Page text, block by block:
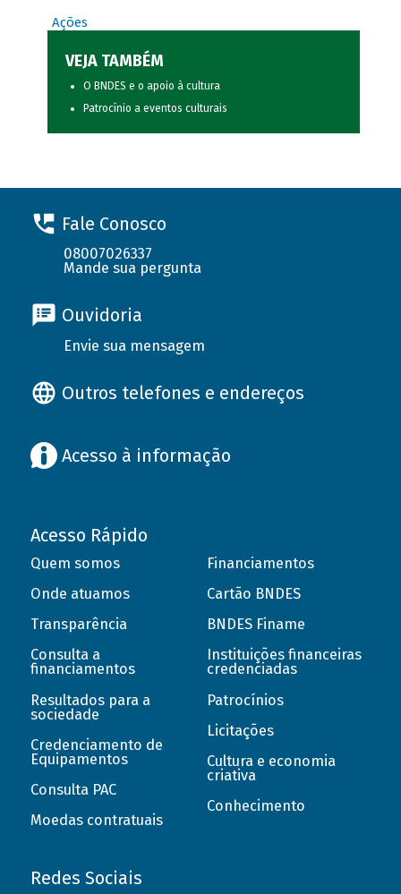
Ações
VEJA TAMBÉM
O BNDES e o apoio à cultura
Patrocínio a eventos culturais
Fale Conosco
08007026337
Mande sua pergunta
Ouvidoria
Envie sua mensagem
Outros telefones e endereços
Acesso à informação
Acesso Rápido
Quem somos
Onde atuamos
Transparência
Consulta a
financiamentos
Resultados para a
sociedade
Credenciamento de
Equipamentos
Consulta PAC
Moedas contratuais
Financiamentos
Cartão BNDES
BNDES Finame
Instituições financeiras
credenciadas
Patrocínios
Licitações
Cultura e economia
criativa
Conhecimento
Redes Sociais